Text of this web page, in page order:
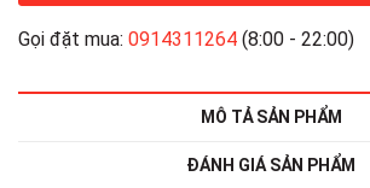
Gọi đặt mua: 0914311264 (8:00 - 22:00)
MÔ TẢ SẢN PHẨM
ĐÁNH GIÁ SẢN PHẨM